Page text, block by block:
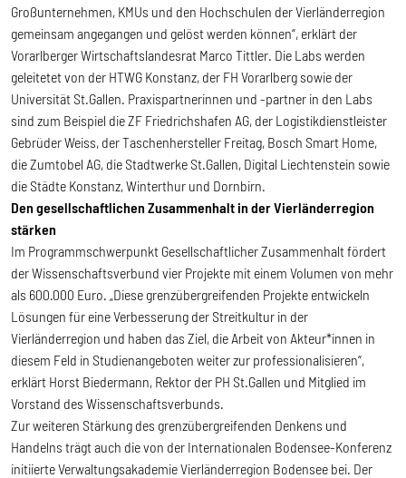
Großunternehmen, KMUs und den Hochschulen der Vierländerregion
gemeinsam angegangen und gelöst werden können“, erklärt der
Vorarlberger Wirtschaftslandesrat Marco Tittler. Die Labs werden
geleitetet von der HTWG Konstanz, der FH Vorarlberg sowie der
Universität St.Gallen. Praxispartnerinnen und -partner in den Labs
sind zum Beispiel die ZF Friedrichshafen AG, der Logistikdienstleister
Gebrüder Weiss, der Taschenhersteller Freitag, Bosch Smart Home,
die Zumtobel AG, die Stadtwerke St.Gallen, Digital Liechtenstein sowie
die Städte Konstanz, Winterthur und Dornbirn.
Den gesellschaftlichen Zusammenhalt in der Vierländerregion
stärken
Im Programmschwerpunkt Gesellschaftlicher Zusammenhalt fördert
der Wissenschaftsverbund vier Projekte mit einem Volumen von mehr
als 600.000 Euro. „Diese grenzübergreifenden Projekte entwickeln
Lösungen für eine Verbesserung der Streitkultur in der
Vierländerregion und haben das Ziel, die Arbeit von Akteur*innen in
diesem Feld in Studienangeboten weiter zur professionalisieren“,
erklärt Horst Biedermann, Rektor der PH St.Gallen und Mitglied im
Vorstand des Wissenschaftsverbunds.
Zur weiteren Stärkung des grenzübergreifenden Denkens und
Handelns trägt auch die von der Internationalen Bodensee-Konferenz
initiierte Verwaltungsakademie Vierländerregion Bodensee bei. Der